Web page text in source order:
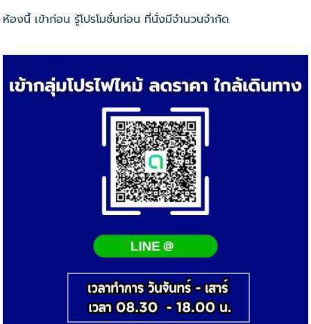
ห้องนี้ เข้าก่อน รู้โปรโมชั่นก่อน ที่นั่งมีจำนวนจำกัด